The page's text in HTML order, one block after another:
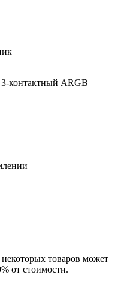
контактный ARGB
товаров может
от стоимости.